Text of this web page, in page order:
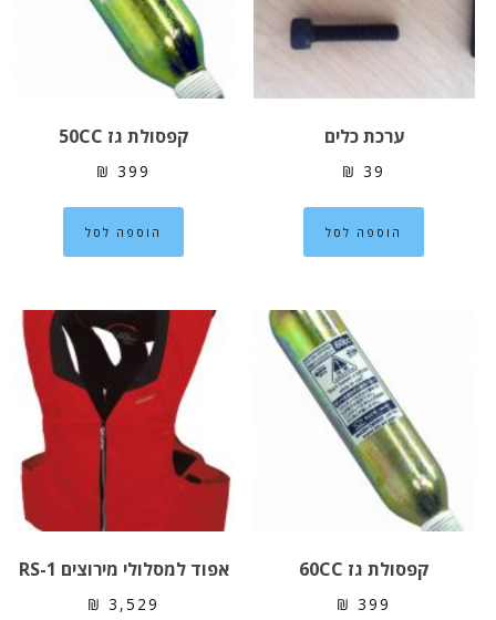
ערכת כלים
₪ 39
הוספה לסל
קפסולת גז 50CC
₪ 399
הוספה לסל
קפסולת גז 60CC
₪ 399
אפוד למסלולי מירוצים RS-1
₪ 3,529